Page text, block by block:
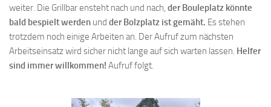
weiter. Die Grillbar ensteht nach und nach, der Bouleplatz könnte
bald bespielt werden und der Bolzplatz ist gemäht. Es stehen
trotzdem noch einige Arbeiten an. Der Aufruf zum nächsten
Arbeitseinsatz wird sicher nicht lange auf sich warten lassen. Helfer
sind immer willkommen! Aufruf folgt.